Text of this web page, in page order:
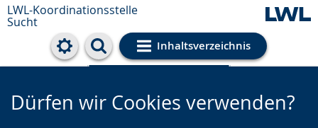
LWL-Koordinationsstelle
Sucht
Inhaltsverzeichnis
Cookie-Einstellungen
Dürfen wir Cookies verwenden?